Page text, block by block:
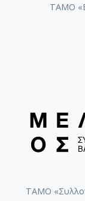
ΤΑΜΟ
ΤΑΜΟ